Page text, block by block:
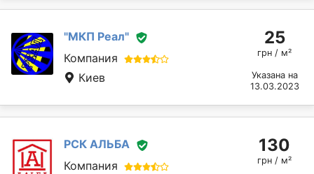
"МКП Реал"
Компания
Киев
25
грн / м²
Указана на
13.03.2023
РСК АЛЬБА
Компания
130
грн / м²